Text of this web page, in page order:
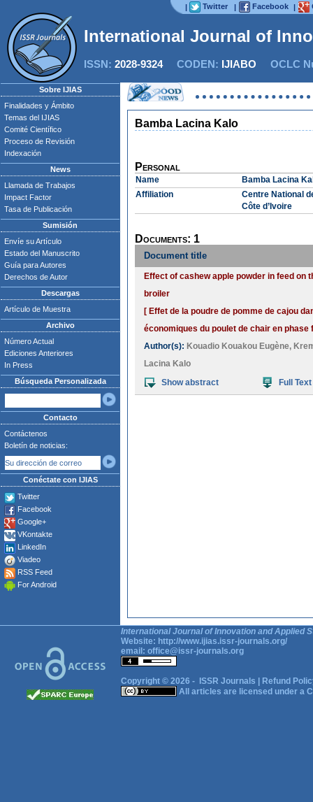
| Twitter | Facebook |
International Journal of
ISSN: 2028-9324CODEN: IJIABO OCLC
Sobre IJIAS
Finalidades y Ámbito
Temas del IJIAS
Comité Científico
Proceso de Revisión
Indexación
News
Llamada de Trabajos
Impact Factor
Tasa de Publicación
Sumisión
Envíe su Artículo
Estado del Manuscrito
Guía para Autores
Derechos de Autor
Descargas
Artículo de Muestra
Archivo
Número Actual
Ediciones Anteriores
In Press
Búsqueda Personalizada
Contacto
Contáctenos
Boletín de noticias:
Conéctate con IJIAS
Twitter
Facebook
Google+
VKontakte
LinkedIn
Viadeo
RSS Feed
For Android
Bamba Lacina Kalo
Personal
Name
Bamba Lacina
Affiliation
Centre National
Côte d’Ivoire
Documents: 1
Document title
Effect of cashew apple powder in feed
broiler
[ Effet de la poudre de pomme de cajou
économiques du poulet de chair en phase
Author(s): Kouadio Kouakou Eugène,
Lacina Kalo
Show abstract
Full Text
International Journal of Innovation and Applied
Website: http://www.ijias.issr-journals.org/
email: office@issr-journals.org
Copyright © 2026 - ISSR Journals
Refund
All articles are licensed under a